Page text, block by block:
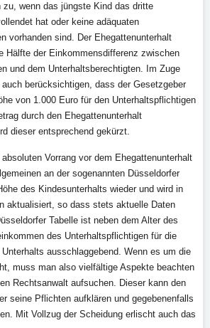
zu, wenn das jüngste Kind das dritte
hat oder keine adäquaten
vorhanden sind. Der Ehegattenunterhalt
Hälfte der Einkommensdifferenz zwischen
und dem Unterhaltsberechtigten. Im Zuge
berücksichtigen, dass der Gesetzgeber
von 1.000 Euro für den Unterhaltspflichtigen
durch den Ehegattenunterhalt
dieser entsprechend gekürzt.
Vorrang vor dem Ehegattenunterhalt
an der sogenannten Düsseldorfer
des Kindesunterhalts wieder und wird in
aktualisiert, so dass stets aktuelle Daten
Tabelle ist neben dem Alter des
des Unterhaltspflichtigen für die
ausschlaggebend. Wenn es um die
muss man also vielfältige Aspekte beachten
Rechtsanwalt aufsuchen. Dieser kann den
seine Pflichten aufklären und gegebenenfalls
Mit Vollzug der Scheidung erlischt auch das